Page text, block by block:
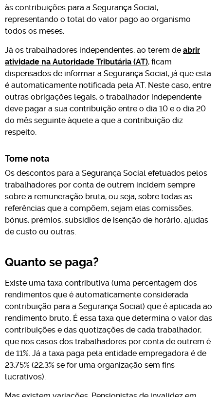
às contribuições para a Segurança Social,
representando o total do valor pago ao organismo
todos os meses.
Já os trabalhadores independentes, ao terem de abrir
atividade na Autoridade Tributária (AT), ficam
dispensados de informar a Segurança Social, já que esta
é automaticamente notificada pela AT. Neste caso, entre
outras obrigações legais, o trabalhador independente
deve pagar a sua contribuição entre o dia 10 e o dia 20
do mês seguinte àquele a que a contribuição diz
respeito.
Tome nota
Os descontos para a Segurança Social efetuados pelos
trabalhadores por conta de outrem incidem sempre
sobre a remuneração bruta, ou seja, sobre todas as
referências que a compõem, sejam elas comissões,
bónus, prémios, subsídios de isenção de horário, ajudas
de custo ou outras.
Quanto se paga?
Existe uma taxa contributiva (uma percentagem dos
rendimentos que é automaticamente considerada
contribuição para a Segurança Social) que é aplicada ao
rendimento bruto. É essa taxa que determina o valor das
contribuições e das quotizações de cada trabalhador,
que nos casos dos trabalhadores por conta de outrem é
de 11%. Já a taxa paga pela entidade empregadora é de
23,75% (22,3% se for uma organização sem fins
lucrativos).